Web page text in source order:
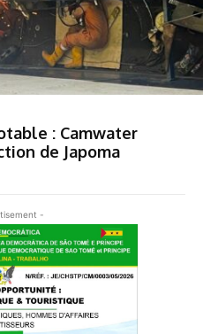
: Camwater
de Japoma
-